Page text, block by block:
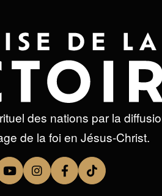
des nations par la
de la foi en Jésus-Christ.